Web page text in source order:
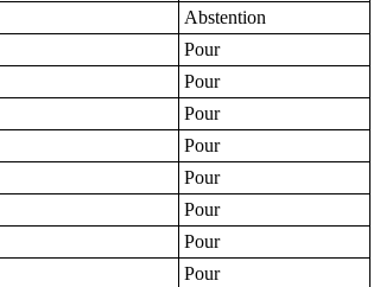
Abstention
Pour
Pour
Pour
Pour
Pour
Pour
Pour
Pour